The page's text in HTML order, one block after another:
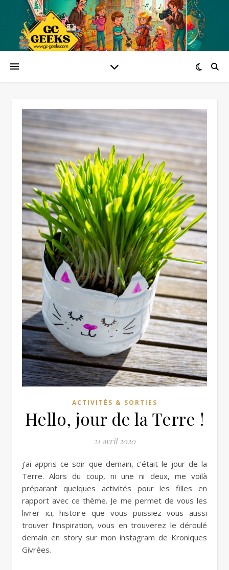
ACTIVITÉS & SORTIES
Hello, jour de la Terre !
21 avril 2020
j’ai appris ce soir que demain, c’était le jour de la
Terre. Alors du coup, ni une ni deux, me voilà
préparant quelques activités pour les filles en
rapport avec ce thème. Je me permet de vous les
livrer ici, histoire que vous puissiez vous aussi
trouver l’inspiration, vous en trouverez le déroulé
demain en story sur mon instagram de Kroniques
Givrées.